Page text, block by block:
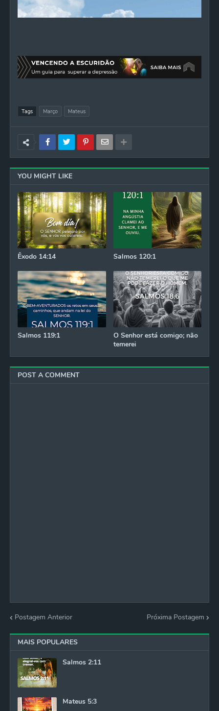
Tags Março Mateus
YOU MIGHT LIKE
Êxodo 14:14 Salmos 120:1
Salmos 119:1
O Senhor está comigo; não
temerei
POST A COMMENT
Postagem Anterior Próxima Postagem
MAIS POPULARES
Salmos 2:11
Mateus 5:3